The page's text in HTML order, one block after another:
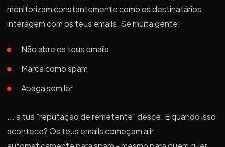
monitorizam constantemente como os destinatários
interagem com os teus emails. Se muita gente:
Não abre os teus emails
Marca como spam
Apaga sem ler
... a tua "reputação de remetente" desce. E quando isso
acontece? Os teus emails começam a ir